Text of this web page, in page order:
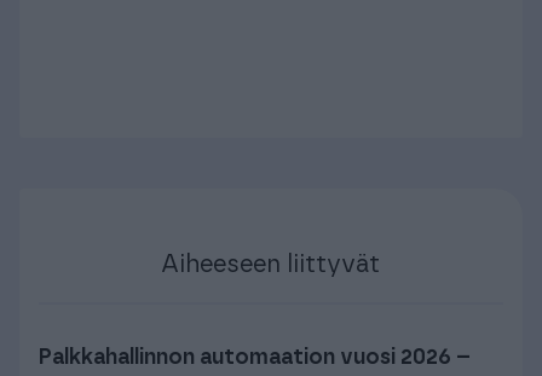
Aiheeseen liittyvät
Palkkahallinnon automaation vuosi 2026 –